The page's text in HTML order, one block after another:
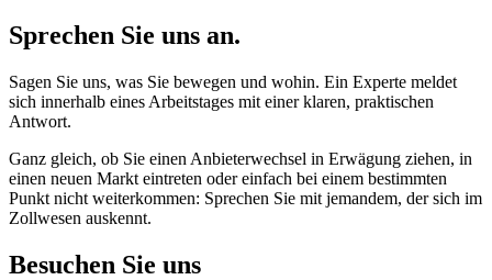
Sprechen Sie uns an.
Sagen Sie uns, was Sie bewegen und wohin. Ein Experte meldet
sich innerhalb eines Arbeitstages mit einer klaren, praktischen
Antwort.
Ganz gleich, ob Sie einen Anbieterwechsel in Erwägung ziehen, in
einen neuen Markt eintreten oder einfach bei einem bestimmten
Punkt nicht weiterkommen: Sprechen Sie mit jemandem, der sich im
Zollwesen auskennt.
Besuchen Sie uns